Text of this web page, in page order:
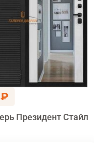
Президент Стайл